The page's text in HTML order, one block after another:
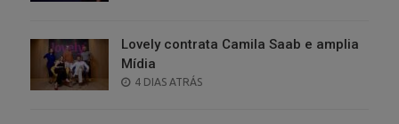
Lovely contrata Camila Saab e amplia
Mídia
POSTED
4 DIAS ATRÁS